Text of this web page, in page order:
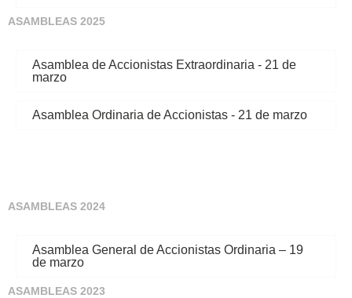
ASAMBLEAS 2025
Asamblea de Accionistas Extraordinaria - 21 de
marzo
Asamblea Ordinaria de Accionistas - 21 de marzo
ASAMBLEAS 2024
Asamblea General de Accionistas Ordinaria – 19
de marzo
ASAMBLEAS 2023